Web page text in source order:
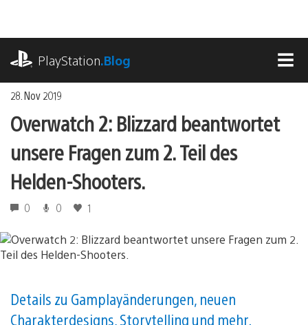
springen
PlayStation.Blog
28. Nov 2019
Overwatch 2: Blizzard beantwortet
unsere Fragen zum 2. Teil des
Helden-Shooters.
0 0 1
Details zu Gamplayänderungen, neuen
Charakterdesigns, Storytelling und mehr.